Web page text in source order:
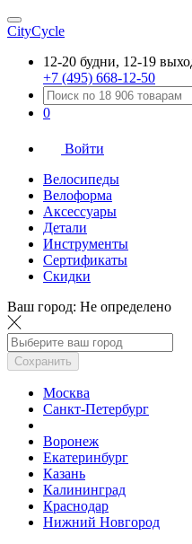
CityCycle
12-20 будни, 12-19
+7 (495) 668-12-50
0
Войти
Велосипеды
Велоформа
Аксессуары
Детали
Инструменты
Сертификаты
Скидки
Ваш город: Не определено
Сохранить
Москва
Санкт-Петербург
Воронеж
Екатеринбург
Казань
Калининград
Краснодар
Нижний Новгород